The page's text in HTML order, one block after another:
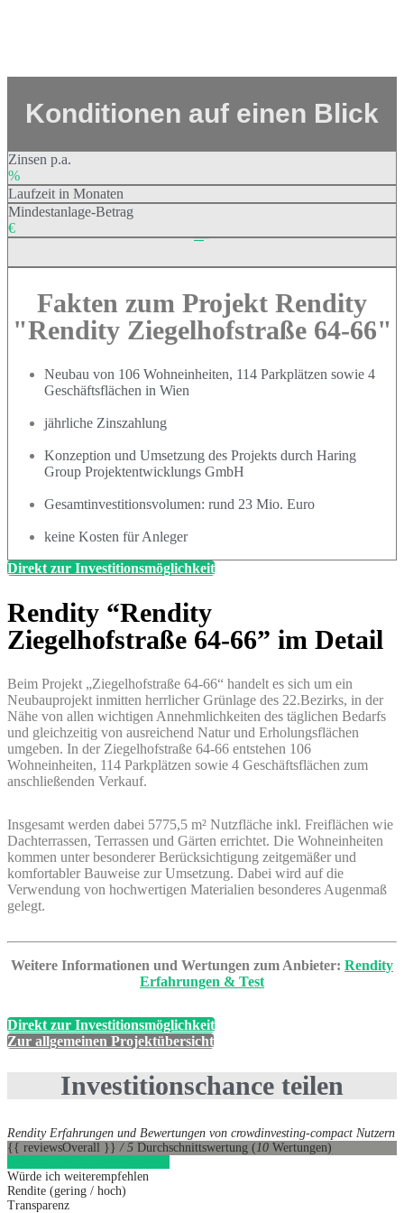
Konditionen auf einen Blick
Zinsen p.a.
%
Laufzeit in Monaten
Mindestanlage-Betrag
€
Fakten zum Projekt Rendity
"Rendity Ziegelhofstraße 64-66"
Neubau von 106 Wohneinheiten, 114 Parkplätzen sowie 4
Geschäftsflächen in Wien
jährliche Zinszahlung
Konzeption und Umsetzung des Projekts durch Haring
Group Projektentwicklungs GmbH
Gesamtinvestitionsvolumen: rund 23 Mio. Euro
keine Kosten für Anleger
Direkt zur Investitionsmöglichkeit
Rendity “Rendity
Ziegelhofstraße 64-66” im Detail
Beim Projekt „Ziegelhofstraße 64-66“ handelt es sich um ein
Neubauprojekt inmitten herrlicher Grünlage des 22.Bezirks, in der
Nähe von allen wichtigen Annehmlichkeiten des täglichen Bedarfs
und gleichzeitig von ausreichend Natur und Erholungsflächen
umgeben. In der Ziegelhofstraße 64-66 entstehen 106
Wohneinheiten, 114 Parkplätzen sowie 4 Geschäftsflächen zum
anschließenden Verkauf.
Insgesamt werden dabei 5775,5 m² Nutzfläche inkl. Freiflächen wie
Dachterrassen, Terrassen und Gärten errichtet. Die Wohneinheiten
kommen unter besonderer Berücksichtigung zeitgemäßer und
komfortabler Bauweise zur Umsetzung. Dabei wird auf die
Verwendung von hochwertigen Materialien besonderes Augenmaß
gelegt.
Weitere Informationen und Wertungen zum Anbieter: Rendity
Erfahrungen & Test
Direkt zur Investitionsmöglichkeit
Zur allgemeinen Projektübersicht
Investitionschance teilen
Rendity Erfahrungen und Bewertungen von crowdinvesting-compact Nutzern
{{ reviewsOverall }}/ 5 Durchschnittswertung (10 Wertungen)
Würde ich weiterempfehlen
Rendite (gering / hoch)
Transparenz